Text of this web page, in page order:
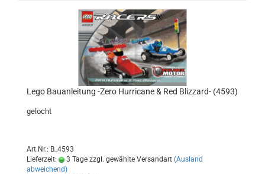
Lego Bauanleitung -Zero Hurricane & Red Blizzard- (4593)
gelocht
Art.Nr.: B_4593
Lieferzeit:
3 Tage zzgl. gewählte Versandart (Ausland
abweichend)